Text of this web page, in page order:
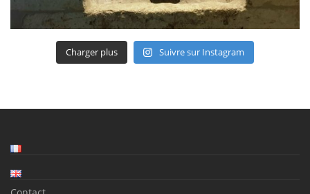
Charger plus Suivre sur Instagram